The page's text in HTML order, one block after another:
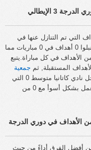
أي الفرق يسقبل أكبر عدد من الأهداف في دوري الدرجة 3 الإيطالي
تم التنازل عنها في
دوري الدرجة 3 الإيطالي -المجموعة C. لقد استقبلوا 0 أهداف في 0 مباريات مما
أن نادي كورتوني استقبل في المتوسط 0 من الأهداف في كل مباراة.يتبع
جمعية
مع 0 من الأهداف المستقبلة. يسجل نادي كاتانيا متوسط 0 التي
يتم تلقيها في كل مباراة. جمعية باري الرياضية يعمل بشكل أسوأ مع 0 من
الأهداف في دوري الدرجة
أفضل الفرق أداءً من حيث